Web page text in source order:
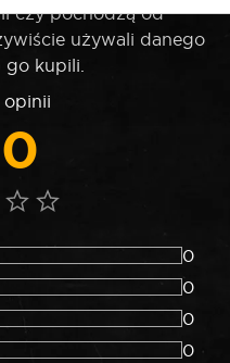
czy pochodzą od
używali danego
kupili.
opinii
0
0
0
0